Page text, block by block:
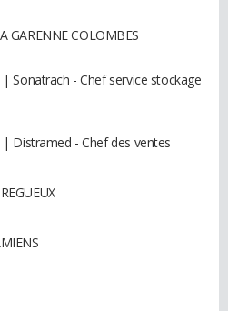
COLOMBES
Sonatrach - Chef service stockage
Distramed - Chef des ventes